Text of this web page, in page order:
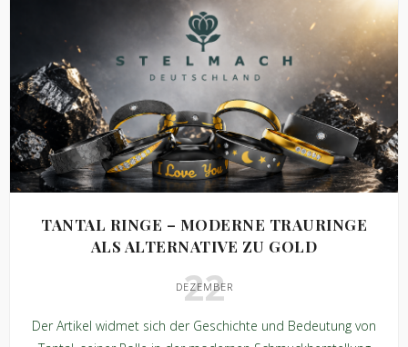
TANTAL RINGE – MODERNE TRAURINGE
ALS ALTERNATIVE ZU GOLD
22
DEZEMBER
Der Artikel widmet sich der Geschichte und Bedeutung von